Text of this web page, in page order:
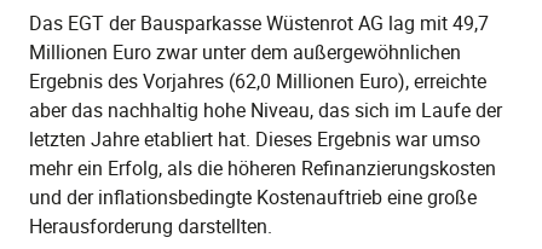
Das EGT der Bausparkasse Wüstenrot AG lag mit 49,7
Millionen Euro zwar unter dem außergewöhnlichen
Ergebnis des Vorjahres (62,0 Millionen Euro), erreichte
aber das nachhaltig hohe Niveau, das sich im Laufe der
letzten Jahre etabliert hat. Dieses Ergebnis war umso
mehr ein Erfolg, als die höheren Refinanzierungskosten
und der inflationsbedingte Kostenauftrieb eine große
Herausforderung darstellten.